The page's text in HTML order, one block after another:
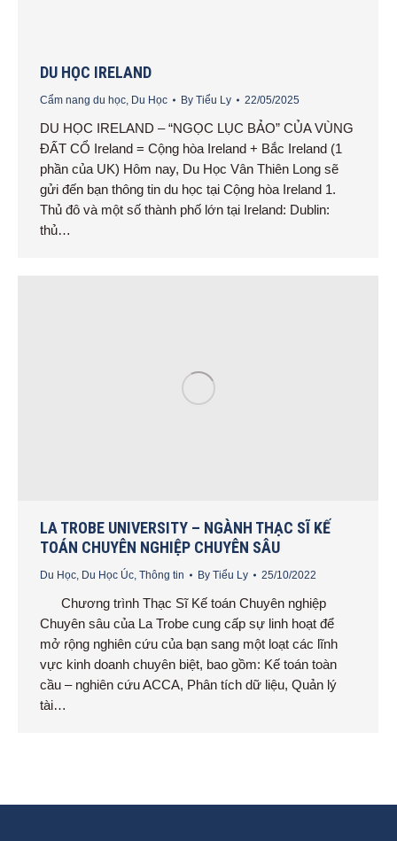
DU HỌC IRELAND
Cẩm nang du học, Du Học By Tiểu Ly 22/05/2025
DU HỌC IRELAND – “NGỌC LỤC BẢO” CỦA VÙNG
ĐẤT CỔ Ireland = Cộng hòa Ireland + Bắc Ireland (1
phần của UK) Hôm nay, Du Học Vân Thiên Long sẽ
gửi đến bạn thông tin du học tại Cộng hòa Ireland 1.
Thủ đô và một số thành phố lớn tại Ireland: Dublin:
thủ…
LA TROBE UNIVERSITY – NGÀNH THẠC SĨ KẾ
TOÁN CHUYÊN NGHIỆP CHUYÊN SÂU
Du Học, Du Học Úc, Thông tin By Tiểu Ly 25/10/2022
Chương trình Thạc Sĩ Kế toán Chuyên nghiệp
Chuyên sâu của La Trobe cung cấp sự linh hoạt để
mở rộng nghiên cứu của bạn sang một loạt các lĩnh
vực kinh doanh chuyên biệt, bao gồm: Kế toán toàn
cầu – nghiên cứu ACCA, Phân tích dữ liệu, Quản lý
tài…